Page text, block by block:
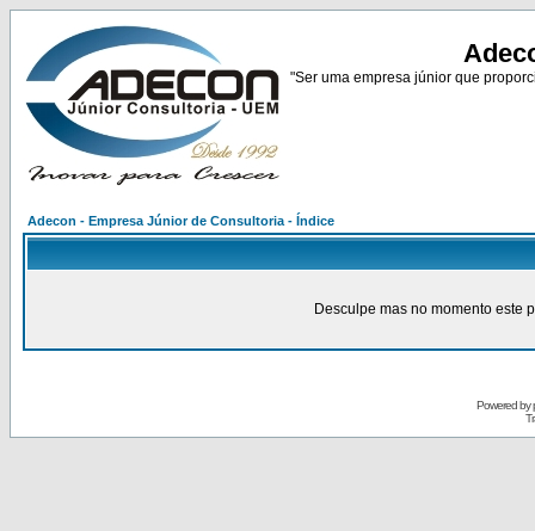
"Ser uma empresa júnior que
Adecon - Empresa Júnior de Consultoria - Índice
Desculpe mas no momento este
Powered by